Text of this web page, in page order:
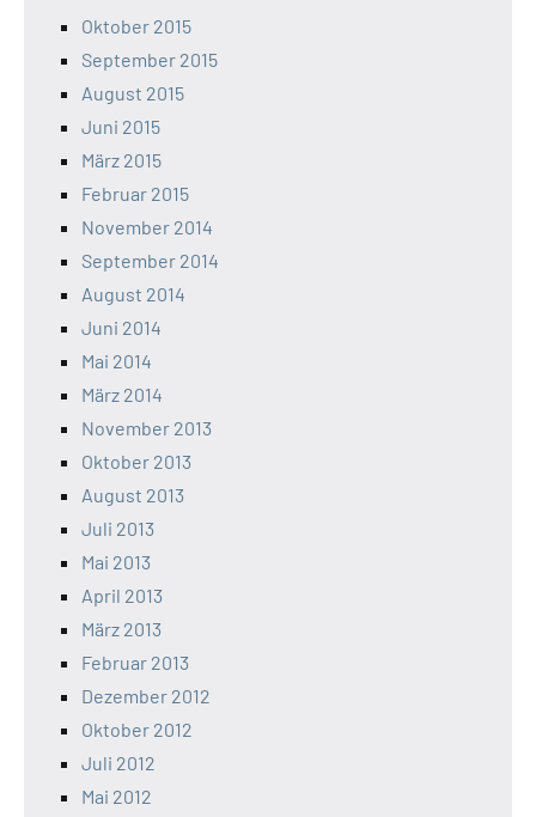
Oktober 2015
September 2015
August 2015
Juni 2015
März 2015
Februar 2015
November 2014
September 2014
August 2014
Juni 2014
Mai 2014
März 2014
November 2013
Oktober 2013
August 2013
Juli 2013
Mai 2013
April 2013
März 2013
Februar 2013
Dezember 2012
Oktober 2012
Juli 2012
Mai 2012